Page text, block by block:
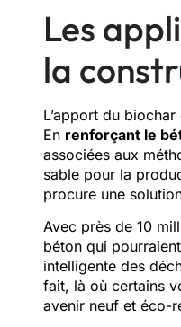
Les
la
L’apport du
En renforçant le
associées aux
sable pour la
procure une
Avec près de 10
béton qui
intelligente des
fait, là où certains
avenir neuf et éco-